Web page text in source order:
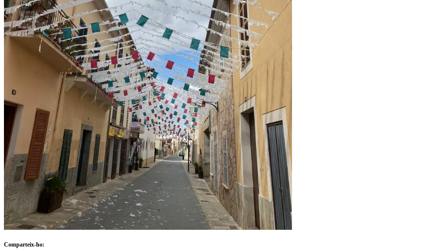
Comparteix-ho: